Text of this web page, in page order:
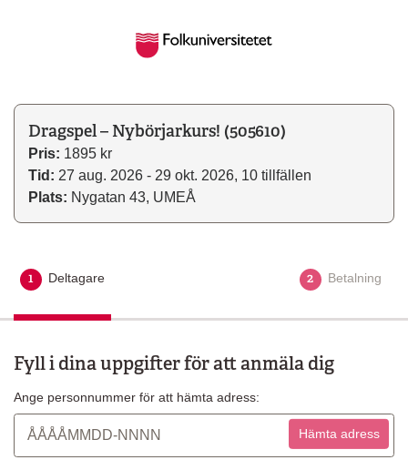
Dragspel – Nybörjarkurs! (505610)
Pris: 1895 kr
Tid: 27 aug. 2026 - 29 okt. 2026, 10 tillfällen
Plats: Nygatan 43, UMEÅ
1 Aktuellt steg
Deltagare 2 Betalning
Fyll i dina uppgifter för att anmäla dig
Ange personnummer för att hämta adress:
Hämta adress